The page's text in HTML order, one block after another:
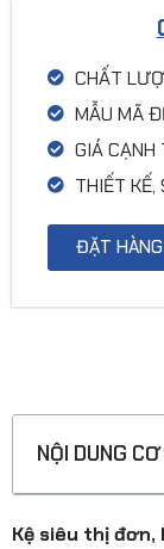
CHẤT
MẪU MÃ
GIÁ CẠNH
THIẾT KẾ,
ĐẶT
NỘI DUNG
Kệ siêu thị